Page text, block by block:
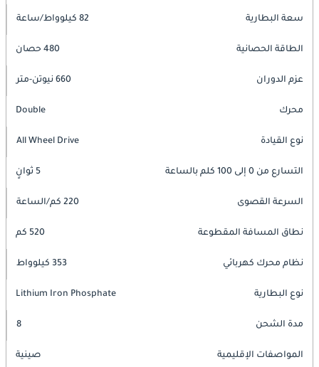
سعة البطارية 82 كيلوواط/ساعة
الطاقة الحصانية 480 حصان
عزم الدوران 660 نيوتن-متر
محرك Double
نوع القيادة All Wheel Drive
التسارع من 0 إلى 100 كلم بالساعة 5 ثوانٍ
السرعة القصوى 220 كم/الساعة
نطاق المسافة المقطوعة 520 كم
نظام محرك كهربائي 353 كيلوواط
نوع البطارية Lithium Iron Phosphate
مدة الشحن 8
المواصفات الإقليمية صينية